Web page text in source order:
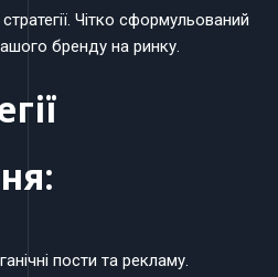
Чітко сформульований
бренду на ринку.
пости та рекламу.